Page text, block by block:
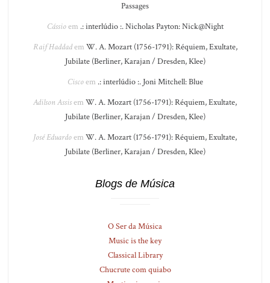
Passages
Cássioem .: interlúdio :. Nicholas Payton: Nick@Night
Raif Haddadem W. A. Mozart (1756-1791): Réquiem, Exultate,
Jubilate (Berliner, Karajan / Dresden, Klee)
Ciscoem .: interlúdio :. Joni Mitchell: Blue
Adilson Assisem W. A. Mozart (1756-1791): Réquiem, Exultate,
Jubilate (Berliner, Karajan / Dresden, Klee)
José Eduardoem W. A. Mozart (1756-1791): Réquiem, Exultate,
Jubilate (Berliner, Karajan / Dresden, Klee)
Blogs de Música
O Ser da Música
Music is the key
Classical Library
Chucrute com quiabo